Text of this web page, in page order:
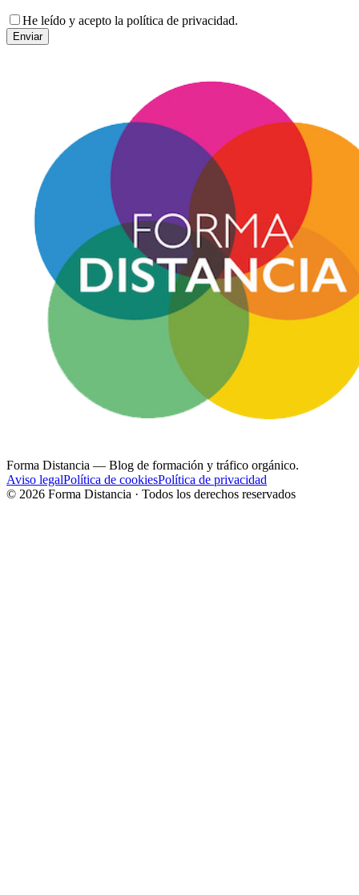
He leído y acepto la política de privacidad.
Enviar
Forma Distancia — Blog de formación y tráfico orgánico.
Aviso legalPolítica de cookiesPolítica de privacidad
© 2026 Forma Distancia · Todos los derechos reservados